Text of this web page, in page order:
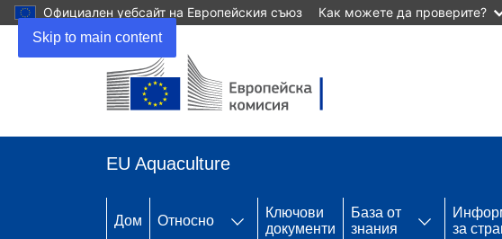
Skip to main content
Официален уебсайт на Европейския съюз Как можете да проверите?
EU Aquaculture
Дом Относно
Ключови
документи
База от
знания
за